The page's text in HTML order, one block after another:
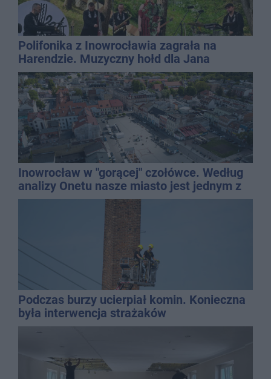
Polifonika z Inowrocławia zagrała na
Harendzie. Muzyczny hołd dla Jana
Kasprowicza
Inowrocław w "gorącej" czołówce. Według
analizy Onetu nasze miasto jest jednym z
najbardziej narażonych na upały
Podczas burzy ucierpiał komin. Konieczna
była interwencja strażaków